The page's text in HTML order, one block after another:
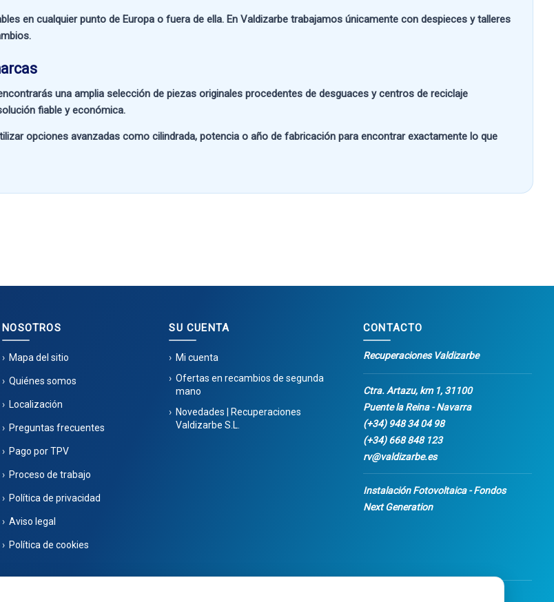
en cualquier punto de Europa o fuera de ella. En Valdizarbe trabajamos únicamente con despieces y talleres
una amplia selección de piezas originales procedentes de desguaces y centros de reciclaje
fiable y económica.
opciones avanzadas como cilindrada, potencia o año de fabricación para encontrar exactamente lo que
NOSOTROS
Mapa del sitio
Quiénes somos
Localización
Preguntas frecuentes
Pago por TPV
Proceso de trabajo
Política de privacidad
Aviso legal
Política de cookies
SU CUENTA
Mi cuenta
Ofertas en recambios de segunda
mano
Novedades | Recuperaciones
Valdizarbe S.L.
CONTACTO
Recuperaciones Valdizarbe
Ctra. Artazu, km 1, 31100
Puente la Reina - Navarra
(+34) 948 34 04 98
(+34) 668 848 123
rv@valdizarbe.es
Instalación Fotovoltaica - Fondos
Next Generation